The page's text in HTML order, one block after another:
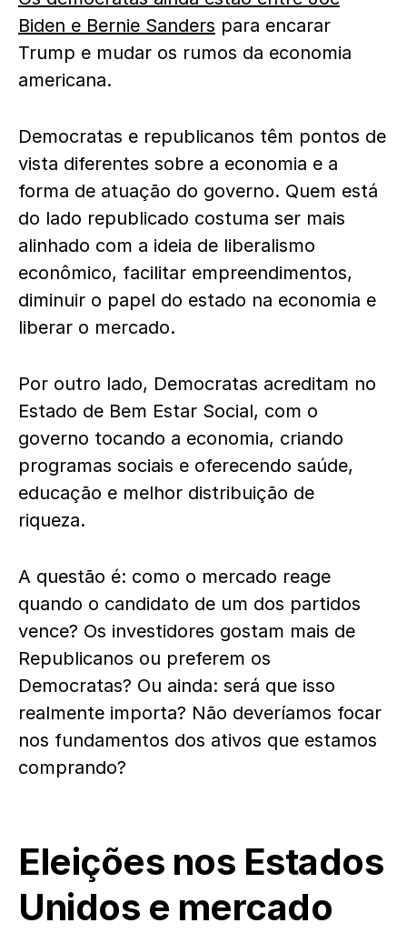
Biden e Bernie Sanders para encarar
Trump e mudar os rumos da economia
americana.
Democratas e republicanos têm pontos de
vista diferentes sobre a economia e a
forma de atuação do governo. Quem está
do lado republicado costuma ser mais
alinhado com a ideia de liberalismo
econômico, facilitar empreendimentos,
diminuir o papel do estado na economia e
liberar o mercado.
Por outro lado, Democratas acreditam no
Estado de Bem Estar Social, com o
governo tocando a economia, criando
programas sociais e oferecendo saúde,
educação e melhor distribuição de
riqueza.
A questão é: como o mercado reage
quando o candidato de um dos partidos
vence? Os investidores gostam mais de
Republicanos ou preferem os
Democratas? Ou ainda: será que isso
realmente importa? Não deveríamos focar
nos fundamentos dos ativos que estamos
comprando?
Eleições nos Estados
Unidos e mercado